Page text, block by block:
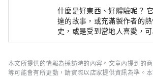
什麼是好東西、好體驗呢？
達的故事，或充滿製作者的
史，或是受到當地人喜愛，
當您遇到特別的事物或體驗
後，有人因此與某些事物產
為這才是真正的「好東西」
本文所提供的情報為採訪時的內容。文章內提到的
等可能會有所更動，請實際以店家提供資訊為準。